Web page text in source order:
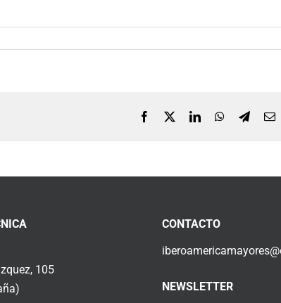
Facebook
X LinkedInWhatsApp
105
CONTACTO
NEWSLETTER